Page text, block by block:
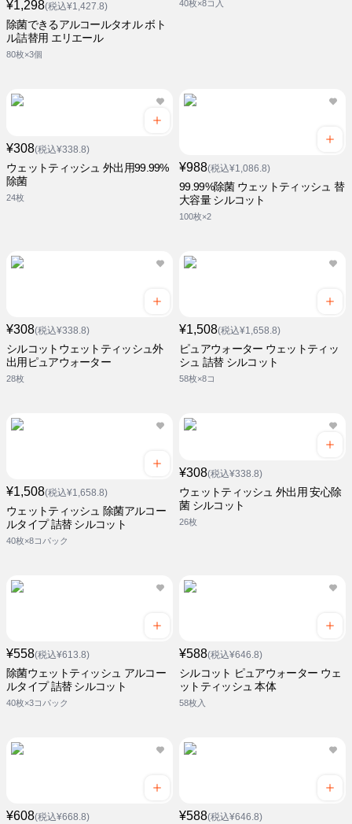
¥1,298(税込¥1,427.8)
除菌できるアルコールタオル ボト
ル詰替用 エリエール
80枚×3個
40枚×8コ入
¥308(税込¥338.8)
ウェットティッシュ 外出用99.99%
除菌
24枚
¥988(税込¥1,086.8)
99.99%除菌 ウェットティッシュ 替
大容量 シルコット
100枚×2
¥308(税込¥338.8)
シルコットウェットティッシュ外
出用ピュアウォーター
28枚
¥1,508(税込¥1,658.8)
ピュアウォーター ウェットティッ
シュ 詰替 シルコット
58枚×8コ
¥1,508(税込¥1,658.8)
ウェットティッシュ 除菌アルコー
ルタイプ 詰替 シルコット
40枚×8コパック
¥308(税込¥338.8)
ウェットティッシュ 外出用 安心除
菌 シルコット
26枚
¥558(税込¥613.8)
除菌ウェットティッシュ アルコー
ルタイプ 詰替 シルコット
40枚×3コパック
¥588(税込¥646.8)
シルコット ピュアウォーター ウェ
ットティッシュ 本体
58枚入
¥608(税込¥668.8) ¥588(税込¥646.8)